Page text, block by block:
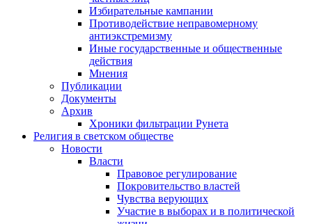
Избирательные кампании
Противодействие неправомерному
антиэкстремизму
Иные государственные и общественные
действия
Мнения
Публикации
Документы
Архив
Хроники фильтрации Рунета
Религия в светском обществе
Новости
Власти
Правовое регулирование
Покровительство властей
Чувства верующих
Участие в выборах и в политической